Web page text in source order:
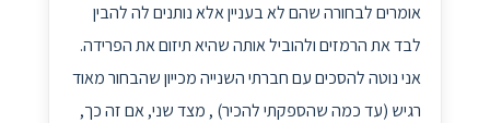
אומרים לבחורה שהם לא בעניין אלא נותנים לה להבין
לבד את הרמזים ולהוביל אותה שהיא תיזום את הפרידה.
אני נוטה להסכים עם חברתי השנייה מכייון שהבחור מאוד
רגיש (עד כמה שהספקתי להכיר) , מצד שני, אם זה כך,